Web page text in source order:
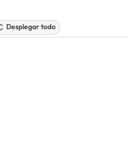
Desplegar todo